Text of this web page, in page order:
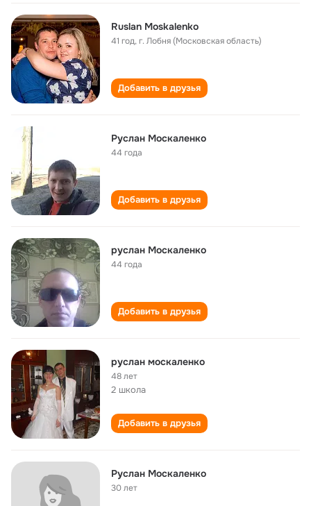
Ruslan Moskalenko
41 год,г. Лобня (Московская область)
Добавить в друзья
Руслан Москаленко
44 года
Добавить в друзья
руслан Москаленко
44 года
Добавить в друзья
руслан москаленко
48 лет
2 школа
Добавить в друзья
Руслан Москаленко
30 лет